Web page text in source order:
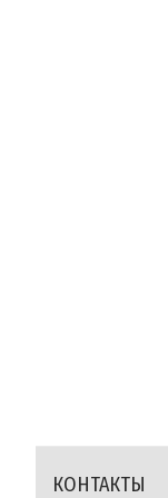
КОНТАКТЫ